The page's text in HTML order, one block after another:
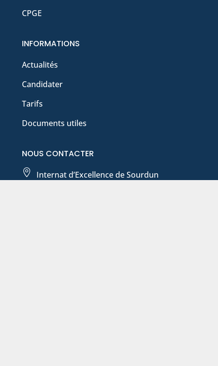
CPGE
INFORMATIONS
Actualités
Candidater
Tarifs
Documents utiles
NOUS CONTACTER

Internat d’Excellence de Sourdun